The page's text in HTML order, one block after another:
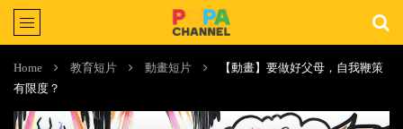
Home 教育短片 動畫短片
【動畫】要做好父母，自我鞭策
有限度？